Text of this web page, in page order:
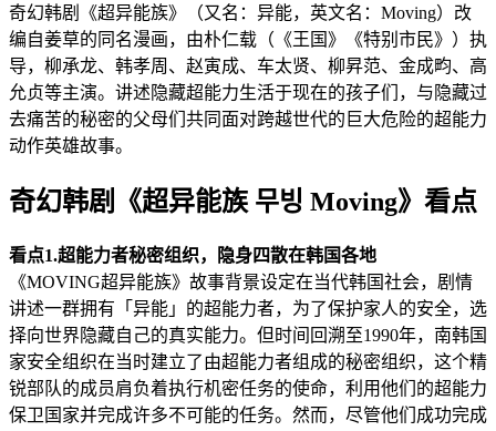
奇幻韩剧《超异能族》（又名：异能，英文名：Moving）改
编自姜草的同名漫画，由朴仁载（《王国》《特别市民》）执
导，柳承龙、韩孝周、赵寅成、车太贤、柳昇范、金成畇、高
允贞等主演。讲述隐藏超能力生活于现在的孩子们，与隐藏过
去痛苦的秘密的父母们共同面对跨越世代的巨大危险的超能力
动作英雄故事。
奇幻韩剧《超异能族 무빙 Moving》看点
看点1.超能力者秘密组织，隐身四散在韩国各地
《MOVING超异能族》故事背景设定在当代韩国社会，剧情
讲述一群拥有「异能」的超能力者，为了保护家人的安全，选
择向世界隐藏自己的真实能力。但时间回溯至1990年，南韩国
家安全组织在当时建立了由超能力者组成的秘密组织，这个精
锐部队的成员肩负着执行机密任务的使命，利用他们的超能力
保卫国家并完成许多不可能的任务。然而，尽管他们成功完成